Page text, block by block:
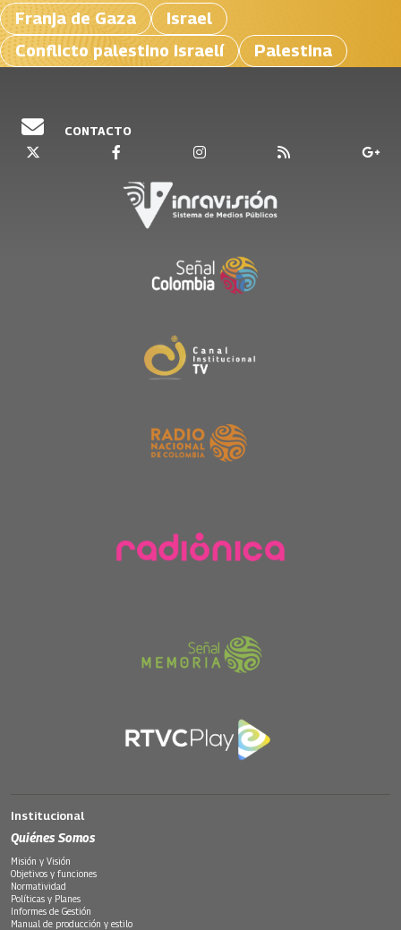
Franja de Gaza
Israel
Conflicto palestino israelí
Palestina
CONTACTO
Institucional
Quiénes Somos
Misión y Visión
Objetivos y funciones
Normatividad
Políticas y Planes
Informes de Gestión
Manual de producción y estilo